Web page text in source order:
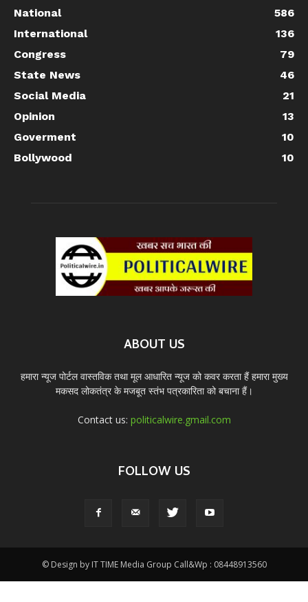
National
586
International
136
Congress
79
State News
46
Social Media
21
Opinion
13
Goverment
10
Bollywood
10
ABOUT US
हमारा न्यूज पोर्टल वास्तविक तथा मूल आधारित न्यूज को कवर करता हैं हमारा मुख्य
मकसद लोकतंत्र के मजबूत स्तंभ पत्रकारिता को बचाना हैं।
Contact us: politicalwire.gmail.com
FOLLOW US
© Design by IT TIME Media Group Call&Wp : 08448913560